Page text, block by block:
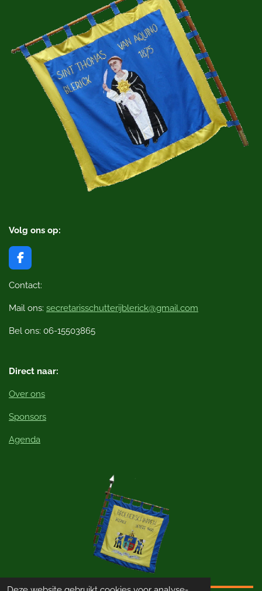
Volg ons op:
F
a
c
b
o
k
Contact:
Mail ons: secretarisschutterijblerick@gmail.com
Bel ons: 06-15503865
Direct naar:
Over ons
Sponsors
Agenda